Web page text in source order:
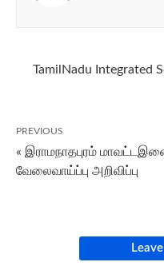
TamilNadu Integrated
PREVIOUS
« இராமநாதபுரம்
வேலைவாய்ப்பு அறிவிப்பு